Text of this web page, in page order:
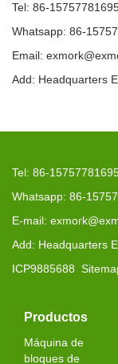
Tel: 86-
Whatsapp: 86-
Email:
Add: Headquarters
Tel: 86-
Whatsapp: 86-
E-mail:
Add: Headquarters
ICP9885688
Productos
Máquina de
bloques de